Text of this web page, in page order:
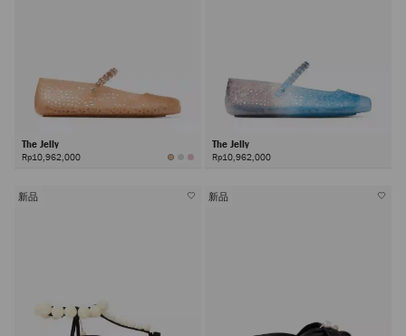
The Jelly
Rp10,962,000
The Jelly
Rp10,962,000
新品 新品